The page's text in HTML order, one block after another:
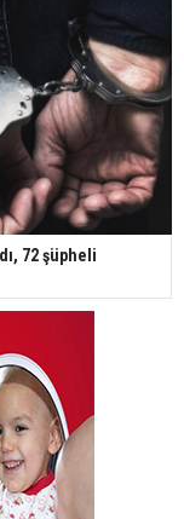
72 şüpheli